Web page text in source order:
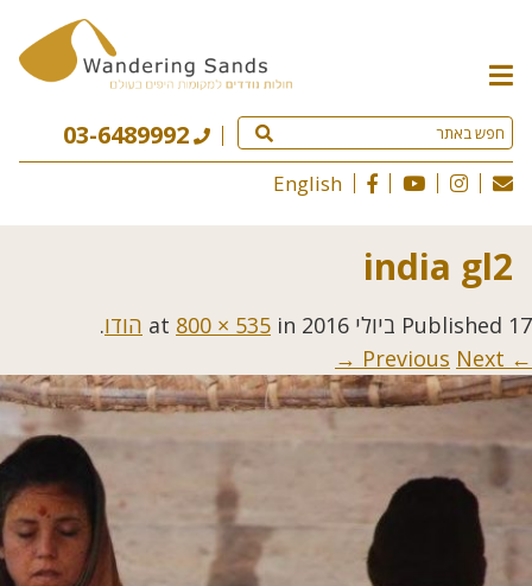
תפריט
האתר
03-6489992
English
india gl2
Published 17 ביולי 2016 800 × 535 in הודו.
← Previous
Next →